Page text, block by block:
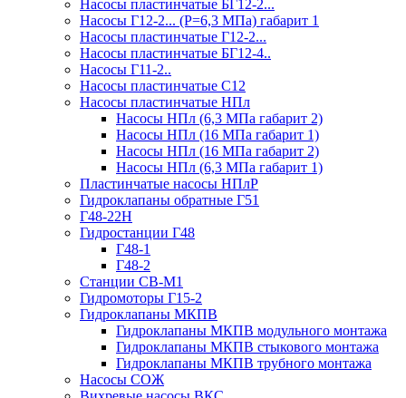
Насосы пластинчатые БГ12-2...
Насосы Г12-2... (Р=6,3 МПа) габарит 1
Насосы пластинчатые Г12-2...
Насосы пластинчатые БГ12-4..
Насосы Г11-2..
Насосы пластинчатые С12
Насосы пластинчатые НПл
Насосы НПл (6,3 МПа габарит 2)
Насосы НПл (16 МПа габарит 1)
Насосы НПл (16 МПа габарит 2)
Насосы НПл (6,3 МПа габарит 1)
Пластинчатые насосы НПлР
Гидроклапаны обратные Г51
Г48-22Н
Гидростанции Г48
Г48-1
Г48-2
Станции СВ-М1
Гидромоторы Г15-2
Гидроклапаны МКПВ
Гидроклапаны МКПВ модульного монтажа
Гидроклапаны МКПВ стыкового монтажа
Гидроклапаны МКПВ трубного монтажа
Насосы СОЖ